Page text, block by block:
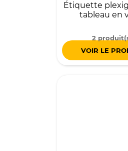
Étiquette
tableau en
2
VOIR LE